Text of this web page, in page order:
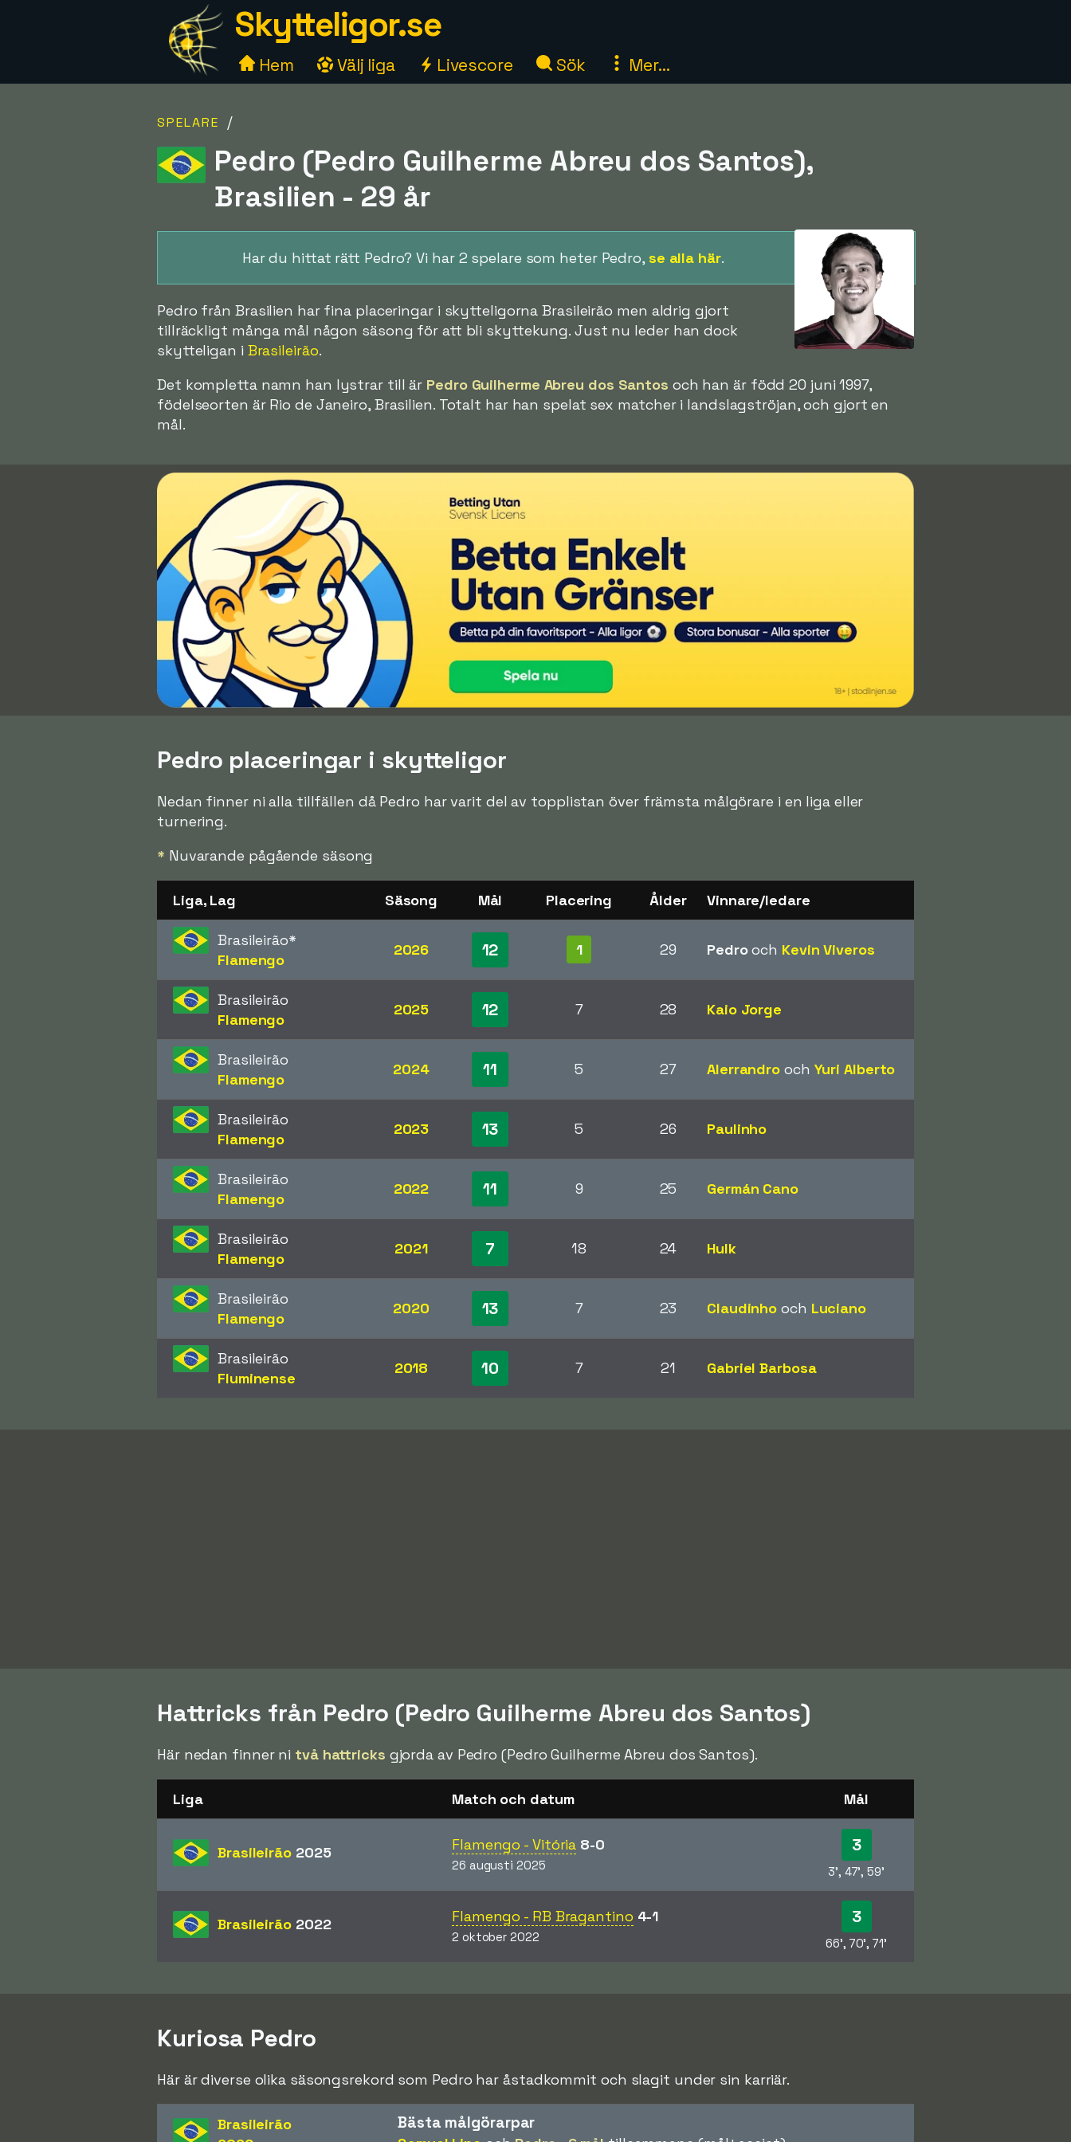
Skytteligor.se
Hem Välj liga Livescore Sök Mer...
SPELARE /
Pedro (Pedro Guilherme Abreu dos Santos),
Brasilien - 29 år
Har du hittat rätt Pedro? Vi har 2 spelare som heter Pedro, se alla här.
Pedro från Brasilien har fina placeringar i skytteligorna Brasileirão men aldrig gjort
tillräckligt många mål någon säsong för att bli skyttekung. Just nu leder han dock
skytteligan i Brasileirão.
Det kompletta namn han lystrar till är Pedro Guilherme Abreu dos Santos och han är född 20 juni 1997,
födelseorten är Rio de Janeiro, Brasilien. Totalt har han spelat sex matcher i landslagströjan, och gjort en
mål.
Pedro placeringar i skytteligor
Nedan finner ni alla tillfällen då Pedro har varit del av topplistan över främsta målgörare i en liga eller
turnering.
* Nuvarande pågående säsong
Liga, Lag Säsong Mål Placering Ålder Vinnare/ledare
Brasileirão*
Flamengo
2026 12 1 29 Pedrooch Kevin Viveros
Brasileirão
Flamengo
2025 12 7 28 Kaio Jorge
Brasileirão
Flamengo
2024 11 5 27 Alerrandro och Yuri Alberto
Brasileirão
Flamengo
2023 13 5 26 Paulinho
Brasileirão
Flamengo
2022 11 9 25 Germán Cano
Brasileirão
Flamengo
2021 7 18 24 Hulk
Brasileirão
Flamengo
2020 13 7 23 Claudinho och Luciano
Brasileirão
Fluminense
2018 10 7 21 Gabriel Barbosa
Hattricks från Pedro (Pedro Guilherme Abreu dos Santos)
Här nedan finner ni två hattricks gjorda av Pedro (Pedro Guilherme Abreu dos Santos).
Liga Match och datum Mål
Brasileirão2025 Flamengo - Vitória 8-0
26 augusti 2025
3
3', 47', 59'
Brasileirão2022 Flamengo - RB Bragantino 4-1
2 oktober 2022
3
66', 70', 71'
Kuriosa Pedro
Här är diverse olika säsongsrekord som Pedro har åstadkommit och slagit under sin karriär.
Brasileirão
Bästa målgörarpar